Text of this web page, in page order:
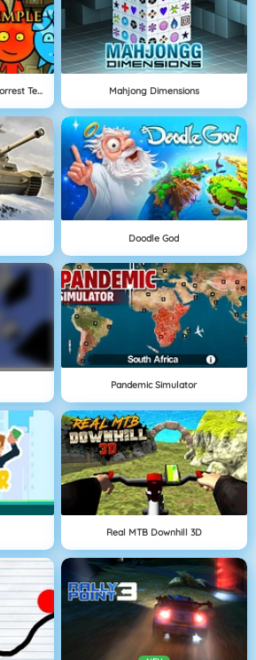
Fireboy And Watergirl: The Forrest Temple Mahjong Dimensions
Doodle God
Pandemic Simulator
Real MTB Downhill 3D